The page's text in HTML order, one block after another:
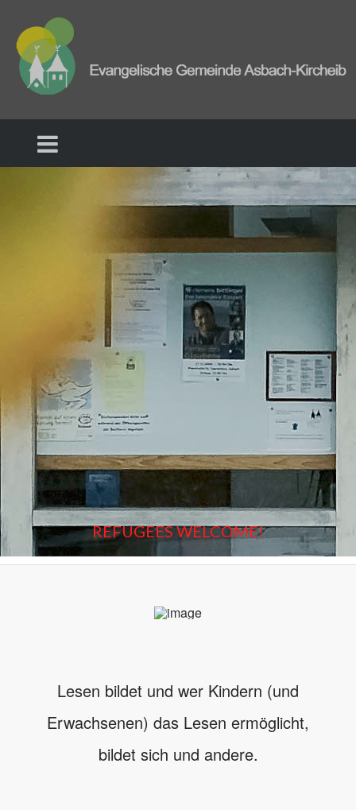
REFUGEES WELCOME!
Lesen bildet und wer Kindern (und
Erwachsenen) das Lesen ermöglicht,
bildet sich und andere.